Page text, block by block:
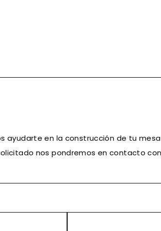
ayudarte en la construcción de tu
nos pondremos en contacto